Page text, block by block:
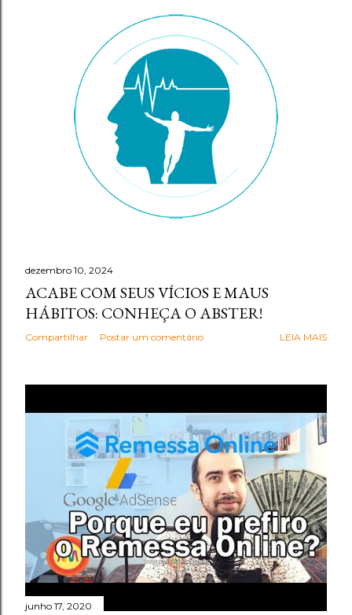
dezembro 10, 2024
ACABE COM SEUS VÍCIOS E MAUS
HÁBITOS: CONHEÇA O ABSTER!
Compartilhar Postar um comentário LEIA MAIS
junho 17, 2020